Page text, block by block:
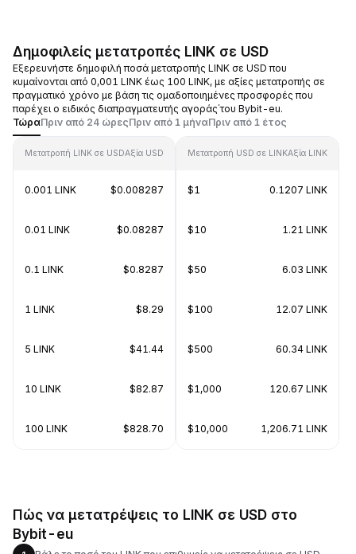
Δημοφιλείς μετατροπές LINK σε USD
Εξερευνήστε δημοφιλή ποσά μετατροπής LINK σε USD που
κυμαίνονται από 0,001 LINK έως 100 LINK, με αξίες μετατροπής σε
πραγματικό χρόνο με βάση τις ομαδοποιημένες προσφορές που
παρέχει ο ειδικός διαπραγματευτής αγοράς΄του Bybit-eu.
ΤώραΠριν από 24 ώρεςΠριν από 1 μήναΠριν από 1 έτος
Μετατροπή LINK σε USDΑξία USD
0.001 LINK $0.008287
0.01 LINK $0.08287
0.1 LINK $0.8287
1 LINK $8.29
5 LINK $41.44
10 LINK $82.87
100 LINK $828.70
Μετατροπή USD σε LINKΑξία LINK
$1 0.1207 LINK
$10 1.21 LINK
$50 6.03 LINK
$100 12.07 LINK
$500 60.34 LINK
$1,000 120.67 LINK
$10,000 1,206.71 LINK
Πώς να μετατρέψεις το LINK σε USD στο
Bybit-eu